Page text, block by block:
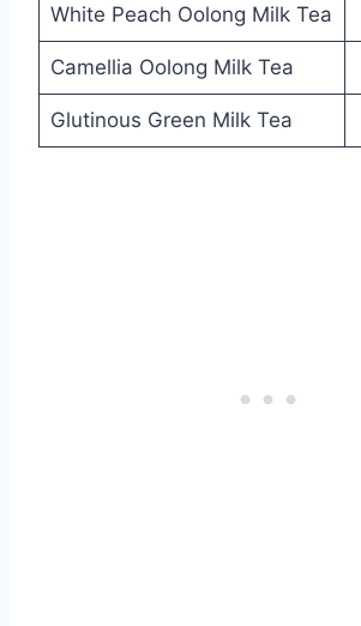
White Peach Oolong Milk Tea
Camellia Oolong Milk Tea
Glutinous Green Milk Tea